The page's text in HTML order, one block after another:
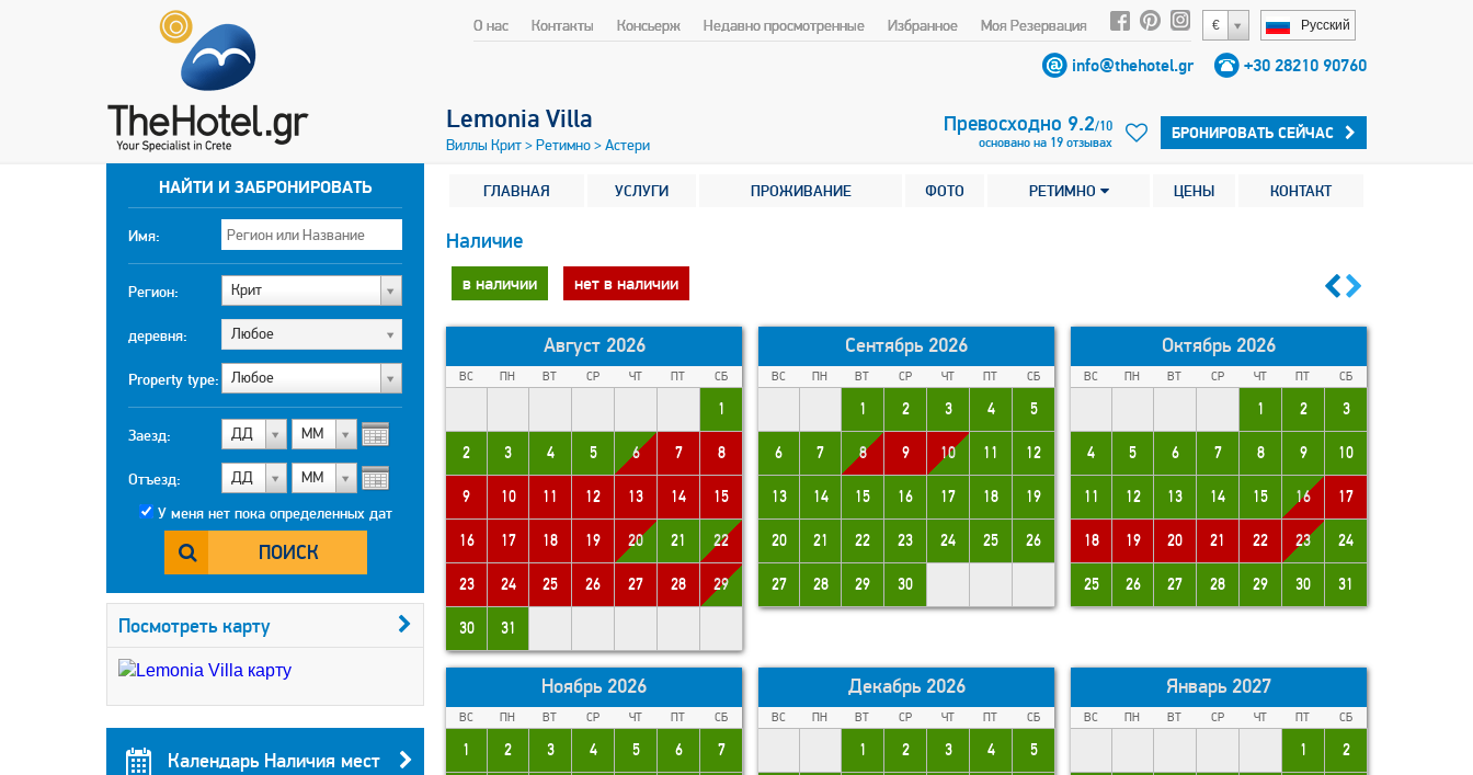
Русский
€
О нас Контакты Консьерж Недавно просмотренные Избранное Моя Резервация
info@thehotel.gr +30 28210 90760
НАЙТИ И ЗАБРОНИРОВАТЬ
Имя:
Регион: Крит
деревня: Любоe
Property type: Любоe
Заезд: ДД МM
Отъезд: ДД МM
У меня нет пока определенных дат
ПОИСК
Посмотреть карту
Календарь Наличия мест
Lemonia Villa
Виллы Крит>Ретимно>Астери
БРОНИРОВАТЬ СЕЙЧАС
Превосходно 9.2/10
основано на 19 отзывах
ГЛАВНАЯ УСЛУГИ ПРОЖИВАНИЕ ФОТО РЕТИМНО ЦЕНЫ КОНТАКТ
Наличие
в наличии нет в наличии
Август 2026
ВС ПН ВТ СР ЧТ ПТ СБ
1
2 3 4 5 6 7 8
9 10 11 12 13 14 15
16 17 18 19 20 21 22
23 24 25 26 27 28 29
30 31
Сентябрь 2026
ВС ПН ВТ СР ЧТ ПТ СБ
1 2 3 4 5
6 7 8 9 10 11 12
13 14 15 16 17 18 19
20 21 22 23 24 25 26
27 28 29 30
Октябрь 2026
ВС ПН ВТ СР ЧТ ПТ СБ
1 2 3
4 5 6 7 8 9 10
11 12 13 14 15 16 17
18 19 20 21 22 23 24
25 26 27 28 29 30 31
Ноябрь 2026
ВС ПН ВТ СР ЧТ ПТ СБ
1 2 3 4 5 6 7
Декабрь 2026
ВС ПН ВТ СР ЧТ ПТ СБ
1 2 3 4 5
Январь 2027
ВС ПН ВТ СР ЧТ ПТ СБ
1 2